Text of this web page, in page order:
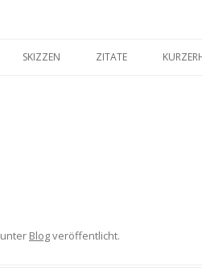
zum
SKIZZEN ZITATE
unter Blogveröffentlicht.